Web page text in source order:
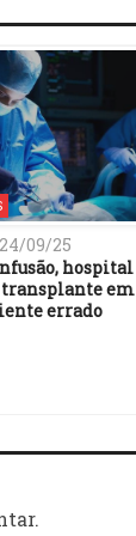
24/09/25
hospital
em
errado